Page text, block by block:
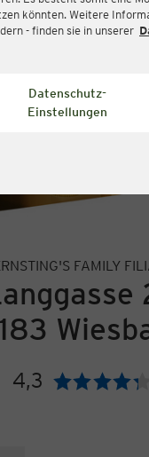
könnten. Weitere
- finden sie in unserer
Datenschutz-
Einstellungen
FAMILY
4,3 Bewertung: